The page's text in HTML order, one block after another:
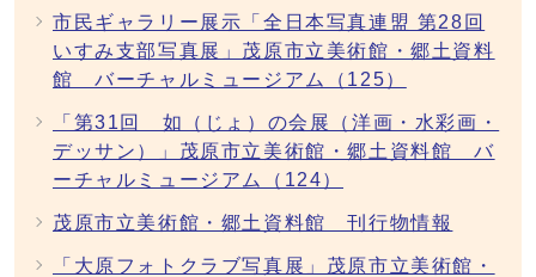
市民ギャラリー展示「全日本写真連盟 第28回
いすみ支部写真展」茂原市立美術館・郷土資料
館 バーチャルミュージアム（125）
「第31回 如（じょ）の会展（洋画・水彩画・
デッサン）」茂原市立美術館・郷土資料館 バ
ーチャルミュージアム（124）
茂原市立美術館・郷土資料館 刊行物情報
「大原フォトクラブ写真展」茂原市立美術館・